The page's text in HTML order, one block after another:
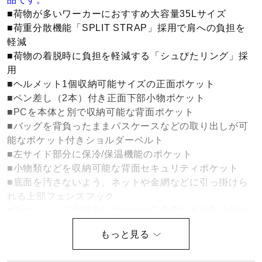
ウォーキングシューズ
ライフスタイルグッズ
インナー
寝具／ミズノスリープ
アウトドア／レイン
■荷物が多いワーカーにおすすめ大容量35Lサイズ
■荷重分散機能「SPLIT STRAP」採用で肩への負担を
軽減
■荷物の着脱時に負担を軽減する「シュぴたリング」採
用
■ヘルメット1個収納可能サイズの正面ポケット
■ペン差し（2本）付き正面下部小物ポケット
■PCを本体と別で収納可能な背面ポケット
■バッグを背負ったままパスケースなどの取り出しが可
能なポケット付きショルダーベルト
■左サイド部分に保冷/保温機能のポケット
■小物類などを収納可能な背面セキュリティポケット
■底面を汚さないよう、ネットや金網などに引っ掛けら
れる上部フェンスフック
ドッキング可能なアイテム例はこちら